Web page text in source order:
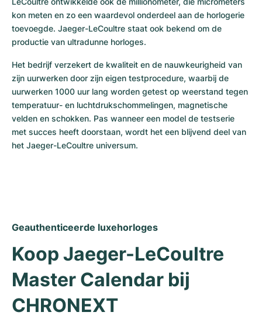
kon meten en zo een waardevol onderdeel aan de horlogerie
toevoegde. Jaeger-LeCoultre staat ook bekend om de
productie van ultradunne horloges.
Het bedrijf verzekert de kwaliteit en de nauwkeurigheid van
zijn uurwerken door zijn eigen testprocedure, waarbij de
uurwerken 1000 uur lang worden getest op weerstand tegen
temperatuur- en luchtdrukschommelingen, magnetische
velden en schokken. Pas wanneer een model de testserie
met succes heeft doorstaan, wordt het een blijvend deel van
het Jaeger-LeCoultre universum.
Geauthenticeerde luxehorloges
Koop Jaeger-LeCoultre
Master Calendar bij
CHRONEXT